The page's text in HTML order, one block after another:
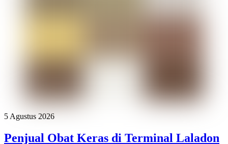
5 Agustus 2026
Penjual Obat Keras di Terminal Laladon